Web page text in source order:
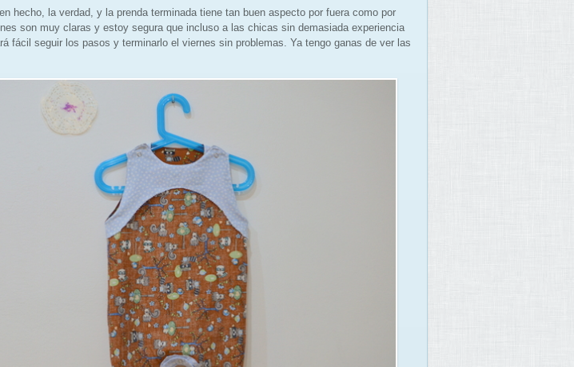
hecho, la verdad, y la prenda terminada tiene tan buen aspecto por fuera como por
son muy claras y estoy segura que incluso a las chicas sin demasiada experiencia
fácil seguir los pasos y terminarlo el viernes sin problemas. Ya tengo ganas de ver las